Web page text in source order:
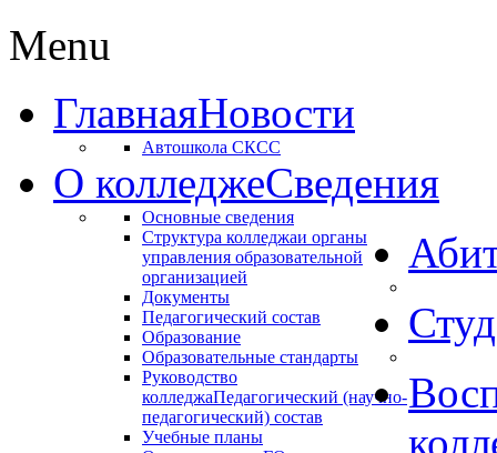
Menu
ГлавнаяНовости
Автошкола СКСС
О колледжеСведения
Основные сведения
Структура колледжаи органы
управления образовательной
организацией
Документы
Педагогический состав
Образование
Образовательные стандарты
Руководство
колледжаПедагогический (научно-
педагогический) состав
Учебные планы